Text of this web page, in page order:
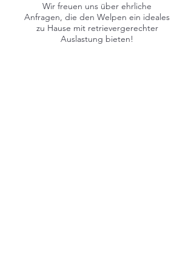
Wir freuen uns über ehrliche
Anfragen, die den Welpen ein ideales
zu Hause mit retrievergerechter
Auslastung bieten!